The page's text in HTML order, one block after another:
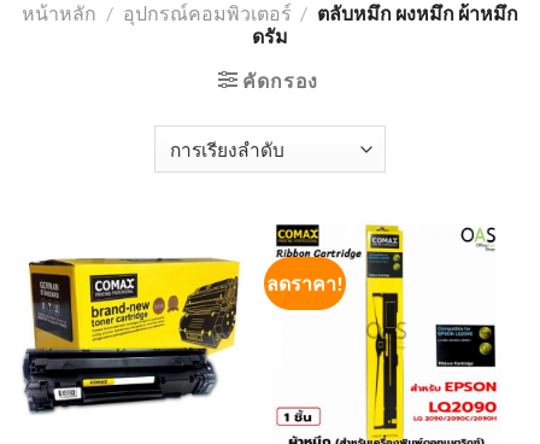
หน้าหลัก / อุปกรณ์คอมพิวเตอร์ / ตลับหมึก ผงหมึก ผ้าหมึก
ดรัม
คัดกรอง
ลดราคา!